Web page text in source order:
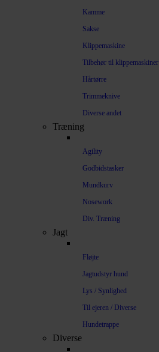
Kamme
Sakse
Klippemaskine
Tilbehør til klippemaskiner
Hårtørre
Trimmeknive
Diverse andet
Træning
Agility
Godbidstasker
Mundkurv
Nosework
Div. Træning
Jagt
Fløjte
Jagtudstyr hund
Lys / Synlighed
Til ejeren / Diverse
Hundetrappe
Diverse